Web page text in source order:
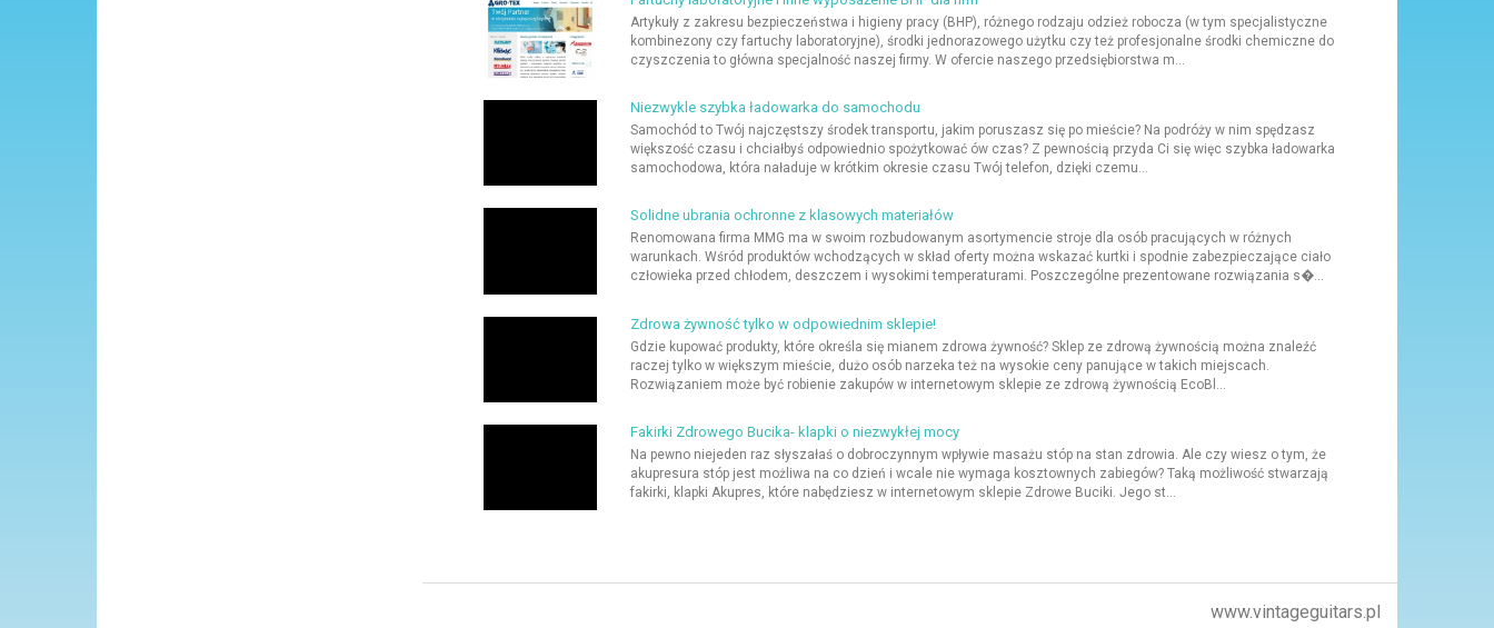
Artykuły z zakresu bezpieczeństwa i higieny pracy (BHP), różnego rodzaju odzież robocza (w tym specjalistyczne
kombinezony czy fartuchy laboratoryjne), środki jednorazowego użytku czy też profesjonalne środki chemiczne do
czyszczenia to główna specjalność naszej firmy. W ofercie naszego przedsiębiorstwa m...
Niezwykle szybka ładowarka do samochodu
Samochód to Twój najczęstszy środek transportu, jakim poruszasz się po mieście? Na podróży w nim spędzasz
większość czasu i chciałbyś odpowiednio spożytkować ów czas? Z pewnością przyda Ci się więc szybka ładowarka
samochodowa, która naładuje w krótkim okresie czasu Twój telefon, dzięki czemu...
Solidne ubrania ochronne z klasowych materiałów
Renomowana firma MMG ma w swoim rozbudowanym asortymencie stroje dla osób pracujących w różnych
warunkach. Wśród produktów wchodzących w skład oferty można wskazać kurtki i spodnie zabezpieczające ciało
człowieka przed chłodem, deszczem i wysokimi temperaturami. Poszczególne prezentowane rozwiązania s�...
Zdrowa żywność tylko w odpowiednim sklepie!
Gdzie kupować produkty, które określa się mianem zdrowa żywność? Sklep ze zdrową żywnością można znaleźć
raczej tylko w większym mieście, dużo osób narzeka też na wysokie ceny panujące w takich miejscach.
Rozwiązaniem może być robienie zakupów w internetowym sklepie ze zdrową żywnością EcoBl...
Fakirki Zdrowego Bucika- klapki o niezwykłej mocy
Na pewno niejeden raz słyszałaś o dobroczynnym wpływie masażu stóp na stan zdrowia. Ale czy wiesz o tym, że
akupresura stóp jest możliwa na co dzień i wcale nie wymaga kosztownych zabiegów? Taką możliwość stwarzają
fakirki, klapki Akupres, które nabędziesz w internetowym sklepie Zdrowe Buciki. Jego st...
www.vintageguitars.pl